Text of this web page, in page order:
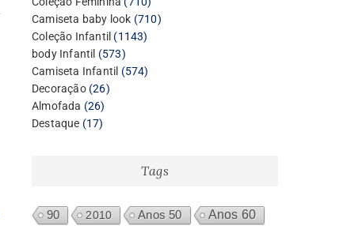
produtos
Camiseta baby look 710710
Coleção Infantil 11431143
body Infantil 573573
produtos
Camiseta Infantil 574574
Decoração 2626
Almofada 2626
produtos
Destaque 1717
Tags
90 2010 Anos 50
Anos 60